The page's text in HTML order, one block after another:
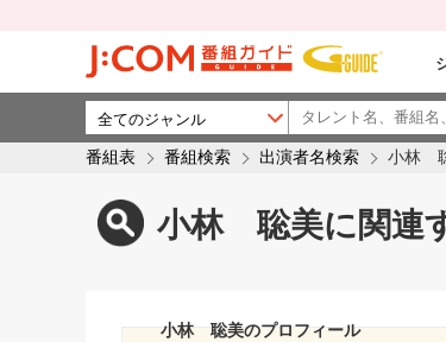
番組表 番組検索 出演者名検索 小林
小林 聡美に関連
小林 聡美のプロフィール